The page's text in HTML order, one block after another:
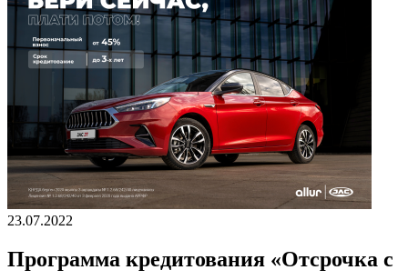
23.07.2022
Программа кредитования «Отсрочка с